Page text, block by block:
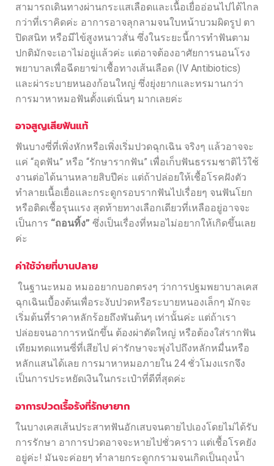
สามารถเดินทางผ่านกระแสเลือดและเนื้อเยื่ออ่อนไปได้ไกล
กว่าที่เราคิดค่ะ อาการอาจลุกลามจนใบหน้าบวมผิดรูป ตา
ปิดสนิท หรือมีไข้สูงหนาวสั่น ซึ่งในระยะนี้การทำฟันตาม
ปกติมักจะเอาไม่อยู่แล้วค่ะ แต่อาจต้องอาศัยการนอนโรง
พยาบาลเพื่อฉีดยาฆ่าเชื้อทางเส้นเลือด (IV Antibiotics)
และผ่าระบายหนองก้อนใหญ่ ซึ่งยุ่งยากและทรมานกว่า
การมาหาหมอฟันตั้งแต่เนิ่นๆ มากเลยค่ะ
อาจสูญเสียฟันแท้
ฟันบางซี่ที่เพิ่งหักหรือเพิ่งเริ่มปวดฉุกเฉิน จริงๆ แล้วอาจจะ
แค่ “อุดฟัน” หรือ “รักษารากฟัน” เพื่อเก็บฟันธรรมชาติไว้ใช้
งานต่อได้นานหลายสิบปีค่ะ แต่ถ้าปล่อยให้เชื้อโรคฝังตัว
ทำลายเนื้อเยื่อและกระดูกรอบรากฟันไปเรื่อยๆ จนฟันโยก
หรือติดเชื้อรุนแรง สุดท้ายทางเลือกเดียวที่เหลืออยู่อาจจะ
เป็นการ “ถอนทิ้ง” ซึ่งเป็นเรื่องที่หมอไม่อยากให้เกิดขึ้นเลย
ค่ะ
ค่าใช้จ่ายที่บานปลาย
ในฐานะหมอ หมออยากบอกตรงๆ ว่าการปฐมพยาบาลเคส
ฉุกเฉินเบื้องต้นเพื่อระงับปวดหรือระบายหนองเล็กๆ มักจะ
เริ่มต้นที่ราคาหลักร้อยถึงพันต้นๆ เท่านั้นค่ะ แต่ถ้าเรา
ปล่อยจนอาการหนักขึ้น ต้องผ่าตัดใหญ่ หรือต้องใส่รากฟัน
เทียมทดแทนซี่ที่เสียไป ค่ารักษาจะพุ่งไปถึงหลักหมื่นหรือ
หลักแสนได้เลย การมาหาหมอภายใน 24 ชั่วโมงแรกจึง
เป็นการประหยัดเงินในกระเป๋าที่ดีที่สุดค่ะ
อาการปวดเรื้อรังที่รักษายาก
ในบางเคสเส้นประสาทฟันอักเสบจนตายไปเองโดยไม่ได้รับ
การรักษา อาการปวดอาจจะหายไปชั่วคราว แต่เชื้อโรคยัง
อยู่ค่ะ! มันจะค่อยๆ ทำลายกระดูกกรามจนเกิดเป็นถุงน้ำ